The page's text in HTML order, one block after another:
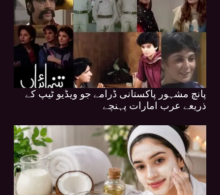
پانچ مشہور پاکستانی ڈرامے جو ویڈیو ٹیپ کے
ذریعے عرب امارات پہنچے